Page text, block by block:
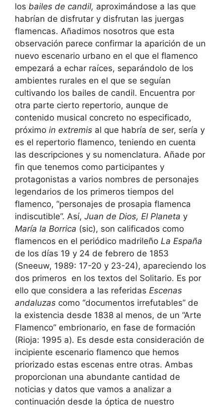
los bailes de candil, aproximándose a las que
habrían de disfrutar y disfrutan las juergas
flamencas. Añadimos nosotros que esta
observación parece confirmar la aparición de un
nuevo escenario urbano en el que el flamenco
empezará a echar raíces, separándolo de los
ambientes rurales en el que se seguían
cultivando los bailes de candil. Encuentra por
otra parte cierto repertorio, aunque de
contenido musical concreto no especificado,
próximo in extremis al que habría de ser, sería y
es el repertorio flamenco, teniendo en cuenta
las descripciones y su nomenclatura. Añade por
fin que tenemos como participantes y
protagonistas a varios nombres de personajes
legendarios de los primeros tiempos del
flamenco, “personajes de prosapia flamenca
indiscutible”. Así, Juan de Dios, El Planeta y
María la Borrica (sic), son calificados como
flamencos en el periódico madrileño La España
de los días 19 y 24 de febrero de 1853
(Sneeuw, 1989: 17-20 y 23-24), apareciendo los
dos primeros en los textos del Solitario. Es por
ello que considera a las referidas Escenas
andaluzas como “documentos irrefutables” de
la existencia desde 1838 al menos, de un “Arte
Flamenco” embrionario, en fase de formación
(Rioja: 1995 a). Es desde esta consideración de
incipiente escenario flamenco que hemos
priorizado estas escenas entre otras. Ambas
proporcionan una abundante cantidad de
noticias y datos que vamos a analizar a
continuación desde la óptica de nuestro